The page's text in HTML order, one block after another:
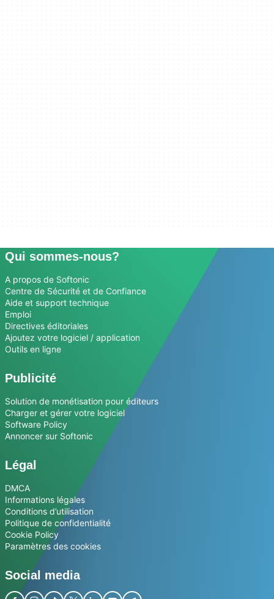
Qui sommes-nous?
A propos de Softonic
Centre de Sécurité et de Confiance
Aide et support technique
Emploi
Directives éditoriales
Ajoutez votre logiciel / application
Outils en ligne
Publicité
Solution de monétisation pour éditeurs
Charger et gérer votre logiciel
Software Policy
Annoncer sur Softonic
Légal
DMCA
Informations légales
Conditions d’utilisation
Politique de confidentialité
Cookie Policy
Paramètres des cookies
Social media